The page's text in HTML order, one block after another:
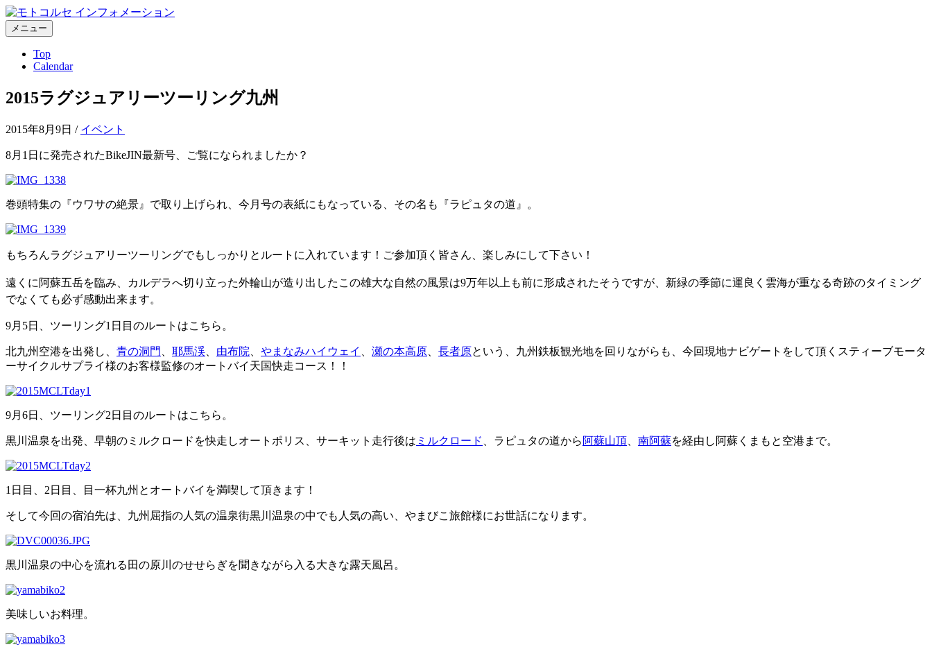
コ
ン
テ
ス
ッ
メニュー
Top
Calendar
2015ラグジュアリーツーリング九州
2015年8月9日 / イベント
8月1日に発売されたBikeJIN最新号、ご覧になられましたか？
巻頭特集の『ウワサの絶景』で取り上げられ、今月号の表紙にもなっている、その名も『ラピュタの道』。
もちろんラグジュアリーツーリングでもしっかりとルートに入れています！ご参加頂く皆さん、楽しみにして下さい！
遠くに阿蘇五岳を臨み、 カルデラへ切り立った外輪山が造り出したこの雄大な自然の風景は9万年以上も前に形成されたそうですが、 新緑の季節に運良く雲海が重なる奇跡のタイミング
でなくても必ず感動出来ます。
9月5日、ツーリング1日目のルートはこちら。
北九州空港を出発し、 青の洞門 耶馬渓 由布院 やまなみハイウェイ 瀬の本高原 長者原という、九州鉄板観光地を回りながらも、今回現地ナビゲートをして頂くスティーブモータ
ーサイクルサプライ様のお客様監修のオートバイ天国快走コース！！
9月6日、ツーリング2日目のルートはこちら。
黒川温泉を出発、早朝のミルクロードを快走しオートポリス、サーキット走行後は ミルクロード 、ラピュタの道から 阿蘇山頂 南阿蘇を経由し阿蘇くまもと空港まで。
1日目、2日目、目一杯九州とオートバイを満喫して頂きます！
そして今回の宿泊先は、九州屈指の人気の温泉街黒川温泉の中でも人気の高い、やまびこ旅館様にお世話になります。
黒川温泉の中心を流れる田の原川のせせらぎを聞きながら入る大きな露天風呂。
美味しいお料理。